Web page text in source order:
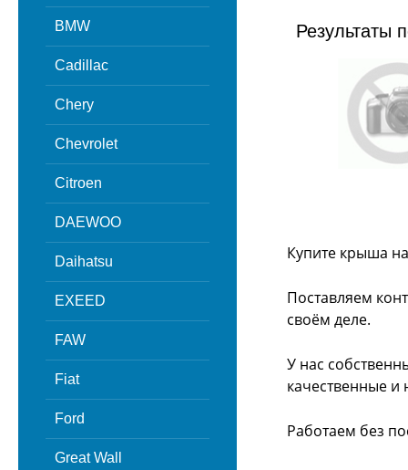
BMW
Cadillac
Chery
Chevrolet
Citroen
DAEWOO
Daihatsu
EXEED
FAW
Fiat
Ford
Great Wall
Результаты
Купите крыша
Поставляем
своём деле.
У нас
качественные и
Работаем без